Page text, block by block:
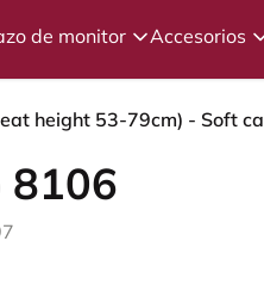
de monitor Accesorios
height 53-79cm) - Soft
8106